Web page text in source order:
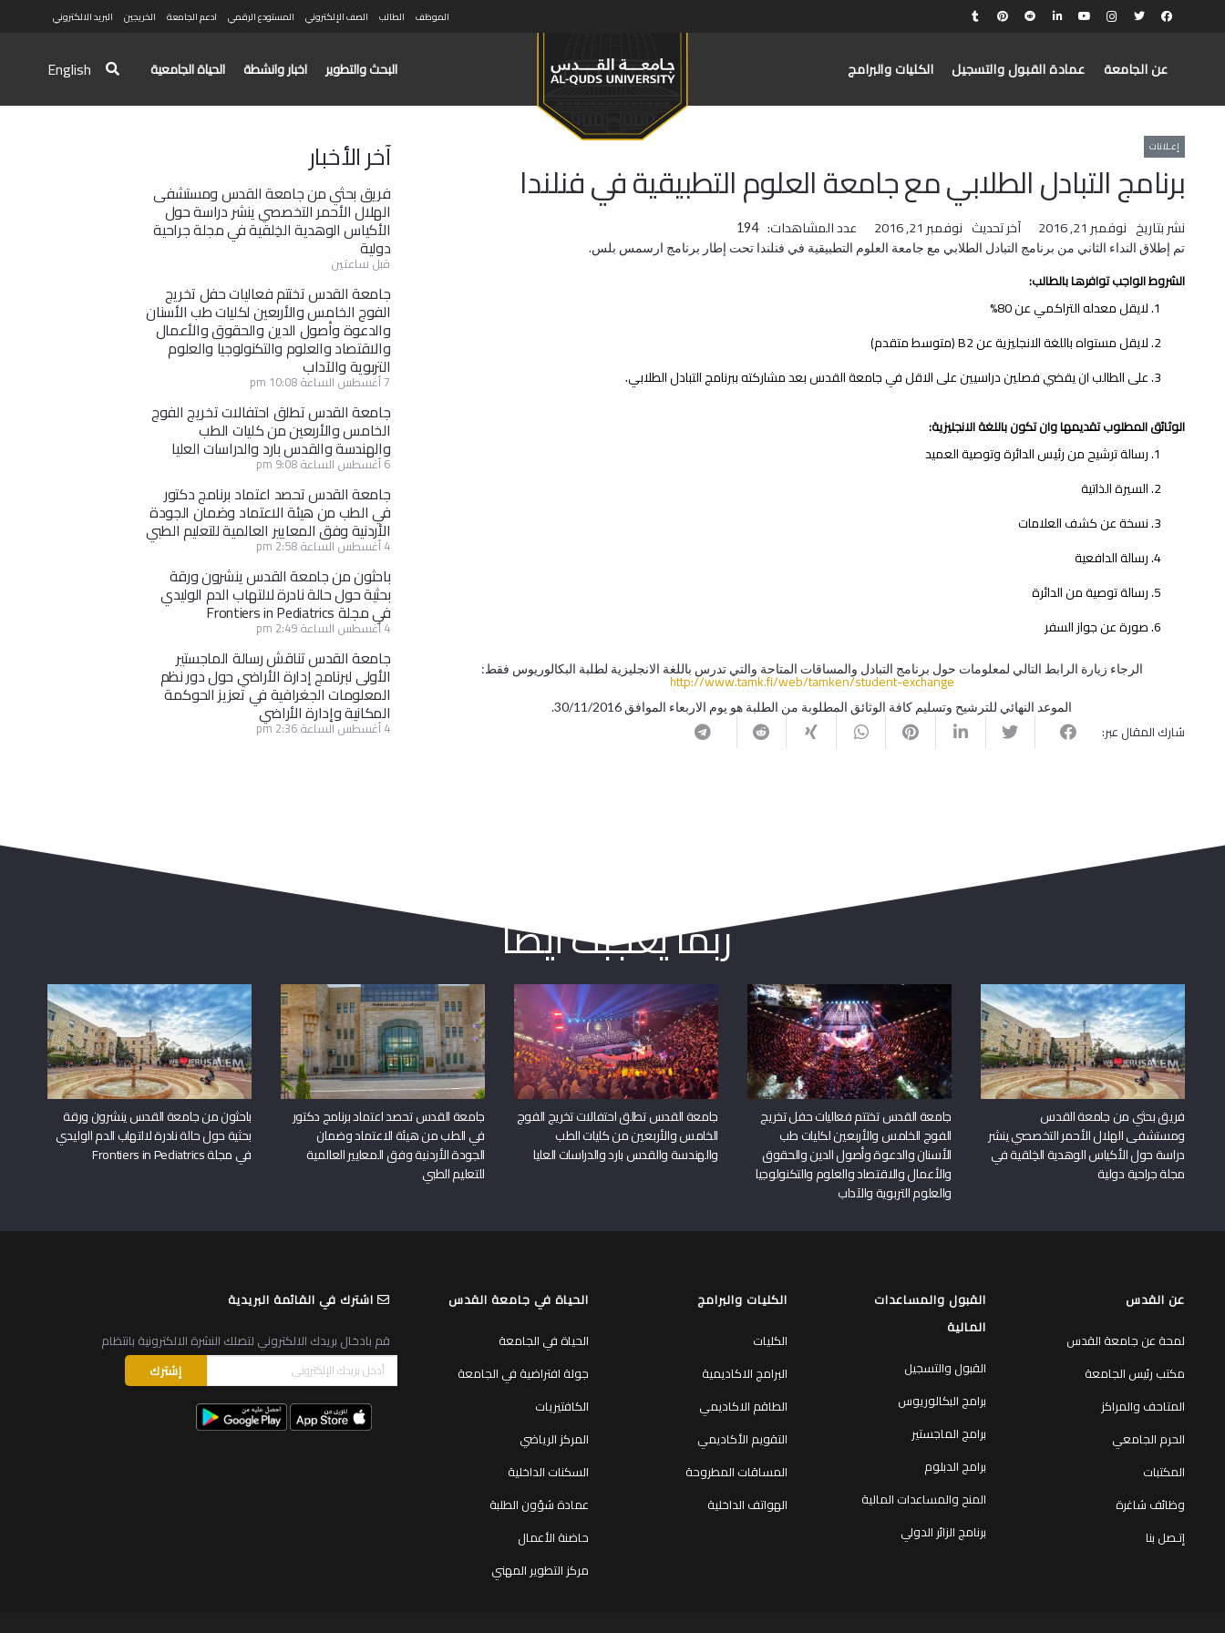
الموظف الطالب الصف الإلكتروني المستودع الرقمي ادعم الجامعة الخريجين البريد الالكتروني
عن الجامعة عمادة القبول والتسجيل الكليات والبرامج البحث والتطوير اخبار وانشطة الحياة الجامعية English
إعـلانات
برنامج التبادل الطلابي مع جامعة العلوم التطبيقية في فنلندا‎‎
نشر بتاريخ نوفمبر 21, 2016 آخر تحديث نوفمبر 21, 2016 عدد المشاهدات:
194
تم إطلاق النداء الثاني من برنامج التبادل الطلابي مع جامعة العلوم التطبيقية في فنلندا تحت إطار برنامج ارسمس بلس.
​الشروط الواجب توافرها بالطالب:
لايقل معدله التراكمي عن 80%
لايقل مستواه باللغة الانجليزية عن B2 (متوسط متقدم)
على الطالب ان يقضي فصلين دراسيين على الاقل في جامعة القدس بعد مشاركته ببرنامج التبادل الطلابي.
الوثائق المطلوب تقديمها وان تكون باللغة الانجليزية:
رسالة ترشيح من رئيس الدائرة وتوصية العميد
السيرة الذاتية
نسخة عن كشف العلامات
رسالة الدافعية
رسالة توصية من الدائرة
صورة عن جواز السفر
الرجاء زيارة الرابط التالي لمعلومات حول برنامج التبادل والمساقات المتاحة والتي تدرس باللغة الانجليزية لطلبة البكالوريوس فقط:
http://www.tamk.fi/web/tamken/student-exchange
الموعد النهائي للترشيح وتسليم كافة الوثائق المطلوبة من الطلبة هو يوم الاربعاء الموافق 30/11/2016.
شارك المقال عبر:
آخر الأخبار
فريق بحثي من جامعة القدس ومستشفى
الهلال الأحمر التخصصي ينشر دراسة حول
الأكياس الوهدية الخِلقية في مجلة جراحية
دولية
قبل ساعتين
جامعة القدس تختتم فعاليات حفل تخريج
الفوج الخامس والأربعين لكليات طب الأسنان
والدعوة وأصول الدين والحقوق والأعمال
والاقتصاد والعلوم والتكنولوجيا والعلوم
التربوية والآداب
7 أغسطس الساعة 10:08 pm
جامعة القدس تطلق احتفالات تخريج الفوج
الخامس والأربعين من كليات الطب
والهندسة والقدس بارد والدراسات العليا
6 أغسطس الساعة 9:08 pm
جامعة القدس تحصد اعتماد برنامج دكتور
في الطب من هيئة الاعتماد وضمان الجودة
الأردنية وفق المعايير العالمية للتعليم الطبي
4 أغسطس الساعة 2:58 pm
باحثون من جامعة القدس ينشرون ورقة
بحثية حول حالة نادرة لالتهاب الدم الوليدي
في مجلة Frontiers in Pediatrics
4 أغسطس الساعة 2:49 pm
جامعة القدس تناقش رسالة الماجستير
الأولى لبرنامج إدارة الأراضي حول دور نظم
المعلومات الجغرافية في تعزيز الحوكمة
المكانية وإدارة الأراضي
4 أغسطس الساعة 2:36 pm
ربما يعجبك أيضا
فريق بحثي من جامعة القدس
ومستشفى الهلال الأحمر التخصصي ينشر
دراسة حول الأكياس الوهدية الخِلقية في
مجلة جراحية دولية
جامعة القدس تختتم فعاليات حفل تخريج
الفوج الخامس والأربعين لكليات طب
الأسنان والدعوة وأصول الدين والحقوق
والأعمال والاقتصاد والعلوم والتكنولوجيا
والعلوم التربوية والآداب
جامعة القدس تطلق احتفالات تخريج الفوج
الخامس والأربعين من كليات الطب
والهندسة والقدس بارد والدراسات العليا
جامعة القدس تحصد اعتماد برنامج دكتور
في الطب من هيئة الاعتماد وضمان
الجودة الأردنية وفق المعايير العالمية
للتعليم الطبي
باحثون من جامعة القدس ينشرون ورقة
بحثية حول حالة نادرة لالتهاب الدم الوليدي
في مجلة Frontiers in Pediatrics
عن القدس
لمحة عن جامعة القدس
مكتب رئيس الجامعة
المتاحف والمراكز
الحرم الجامعي
المكتبات
وظائف شاغرة
إتـصل بنا
القبول والمساعدات
المالية
القبول والتسجيل
برامج البكالوريوس
برامج الماجستير
برامج الدبلوم
المنح والمساعدات المالية
برنامج الزائر الدولي
الكليات والبرامج
الكليات
البرامج الاكاديمية
الطاقم الاكاديمي
التقويم الأكاديمي
المساقات المطروحة
الهواتف الداخلية
الحياة في جامعة القدس
الحياة في الجامعة
جولة افتراضية في الجامعة
الكافتيريات
المركز الرياضي
السكنات الداخلية
عمادة شؤون الطلبة
حاضنة الأعمال
مركز التطوير المهني
اشترك في القائمة البريدية
قم بادخال بريدك الالكتروني لتصلك النشرة الالكترونية بانتظام